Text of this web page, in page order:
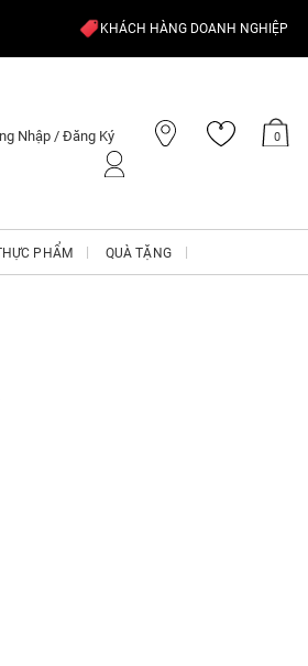
KHÁCH HÀNG DOANH NGHIỆP
Nhập / Đăng Ký 0
PHẨM QUÀ TẶNG